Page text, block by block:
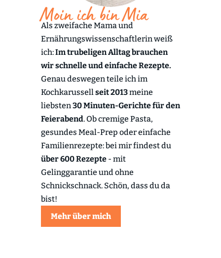
Moin ich bin Mia
Als zweifache Mama und
Ernährungswissenschaftlerin weiß
ich:Im trubeligen Alltag brauchen
wir schnelle und einfache Rezepte.
Genau deswegen teile ich im
Kochkarussellseit 2013meine
liebsten30 Minuten-Gerichte für den
Feierabend. Ob cremige Pasta,
gesundes Meal-Prep oder einfache
Familienrezepte: bei mir findest du
über 600 Rezepte- mit
Gelinggarantie und ohne
Schnickschnack. Schön, dass du da
bist!
Mehr über mich